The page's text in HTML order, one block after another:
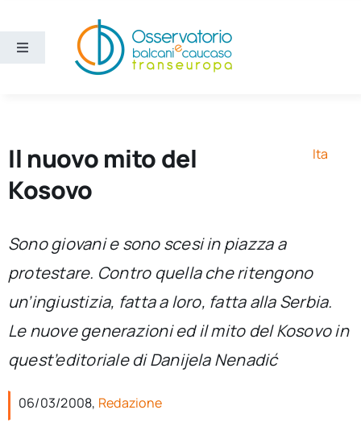
contenuto
Toggle
Ricerca e divulgazione
Sezioni
Chi siamo
per:
Il nuovo mito del
Kosovo
Ita
Sono giovani e sono scesi in piazza a
protestare. Contro quella che ritengono
un’ingiustizia, fatta a loro, fatta alla Serbia.
Le nuove generazioni ed il mito del Kosovo in
quest’editoriale di Danijela Nenadić
06/03/2008, Redazione